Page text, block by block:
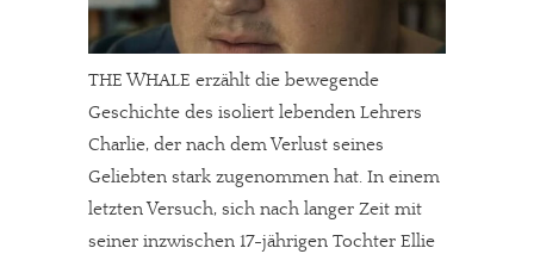
THE WHALE erzählt die bewegende
Geschichte des isoliert lebenden Lehrers
Charlie, der nach dem Verlust seines
Geliebten stark zugenommen hat. In einem
letzten Versuch, sich nach langer Zeit mit
seiner inzwischen 17-jährigen Tochter Ellie